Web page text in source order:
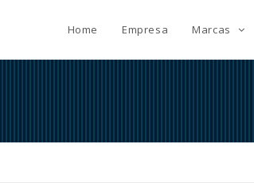
Home Empresa Marcas